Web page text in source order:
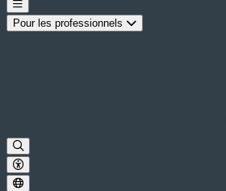
Pour les professionnels